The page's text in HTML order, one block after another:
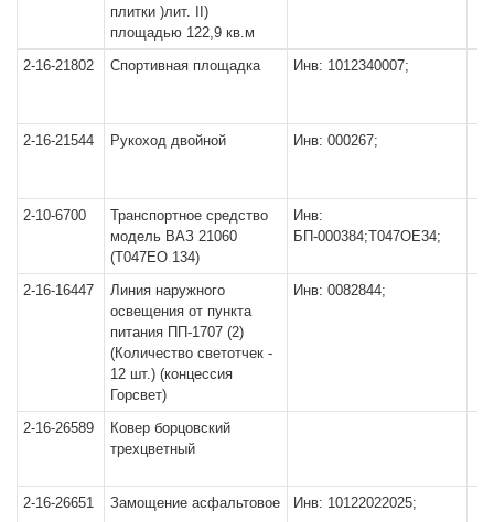
плитки )лит. II)
площадью 122,9 кв.м
2-16-21802 Спортивная площадка Инв: 1012340007;
2-16-21544 Рукоход двойной Инв: 000267;
2-10-6700
Транспортное средство
модель ВАЗ 21060
(Т047ЕО 134)
Инв:
БП-000384;Т047ОЕ34;
2-16-16447
Линия наружного
освещения от пункта
питания ПП-1707 (2)
(Количество светотчек -
12 шт.) (концессия
Горсвет)
Инв: 0082844;
2-16-26589
Ковер борцовский
трехцветный
2-16-26651 Замощение асфальтовое Инв: 10122022025;